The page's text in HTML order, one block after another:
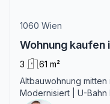
1060 Wien
Wohnung kaufen
3
61 m²
Altbauwohnung mitten
Modernisiert | U-Bahn